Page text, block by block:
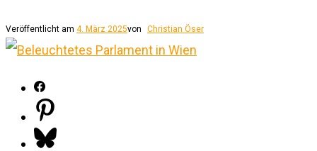
Veröffentlicht am 4. März 2025von Christian Öser